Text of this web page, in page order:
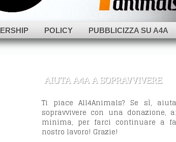
POLICY PUBBLICIZZA SU A4A
AIUTA A4A A SOPRAVVIVERE
Ti piace All4Animals? Se sì,
sopravvivere con una donazione,
minima, per farci continuare a
nostro lavoro! Grazie!